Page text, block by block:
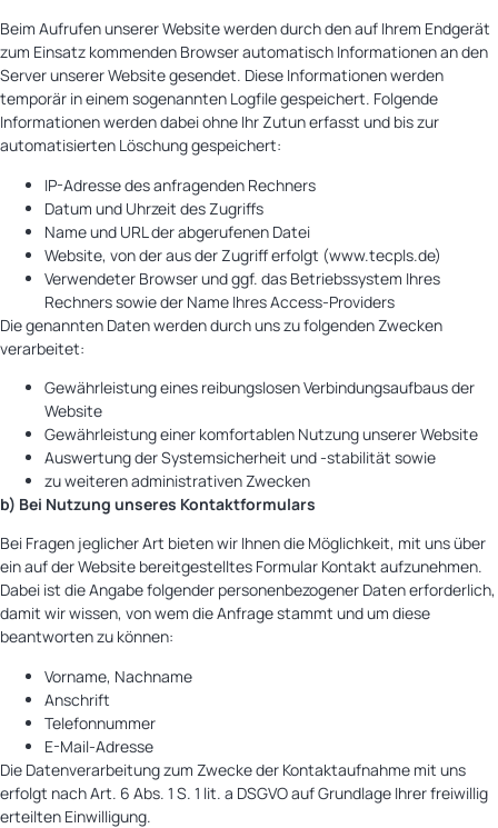
Beim Aufrufen unserer Website werden durch den auf Ihrem Endgerät
zum Einsatz kommenden Browser automatisch Informationen an den
Server unserer Website gesendet. Diese Informationen werden
temporär in einem sogenannten Logfile gespeichert. Folgende
Informationen werden dabei ohne Ihr Zutun erfasst und bis zur
automatisierten Löschung gespeichert:
IP-Adresse des anfragenden Rechners
Datum und Uhrzeit des Zugriffs
Name und URL der abgerufenen Datei
Website, von der aus der Zugriff erfolgt (www.tecpls.de)
Verwendeter Browser und ggf. das Betriebssystem Ihres
Rechners sowie der Name Ihres Access-Providers
Die genannten Daten werden durch uns zu folgenden Zwecken
verarbeitet:
Gewährleistung eines reibungslosen Verbindungsaufbaus der
Website
Gewährleistung einer komfortablen Nutzung unserer Website
Auswertung der Systemsicherheit und -stabilität sowie
zu weiteren administrativen Zwecken
b) Bei Nutzung unseres Kontaktformulars
Bei Fragen jeglicher Art bieten wir Ihnen die Möglichkeit, mit uns über
ein auf der Website bereitgestelltes Formular Kontakt aufzunehmen.
Dabei ist die Angabe folgender personenbezogener Daten erforderlich,
damit wir wissen, von wem die Anfrage stammt und um diese
beantworten zu können:
Vorname, Nachname
Anschrift
Telefonnummer
E-Mail-Adresse
Die Datenverarbeitung zum Zwecke der Kontaktaufnahme mit uns
erfolgt nach Art. 6 Abs. 1 S. 1 lit. a DSGVO auf Grundlage Ihrer freiwillig
erteilten Einwilligung.